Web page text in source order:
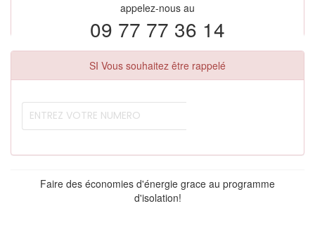
appelez-nous au
09 77 77 36 14
SI Vous souhaitez être rappelé
Faire des économies d'énergie grace au programme
d'isolation!